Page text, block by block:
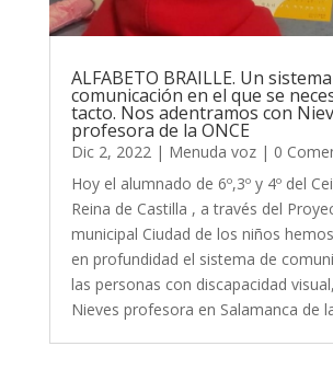
ALFABETO BRAILLE. Un
comunicación en el que se
tacto. Nos adentramos con
profesora de la ONCE
Dic 2, 2022| Menuda voz| 0
Hoy el alumnado de 6º,3º y 4º del
Reina de Castilla , a través del
municipal Ciudad de los niños
en profundidad el sistema de
las personas con discapacidad
Nieves profesora en Salamanca de